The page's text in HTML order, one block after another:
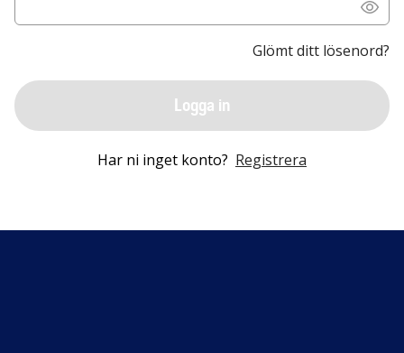
Glömt ditt lösenord?
Logga in
Har ni inget konto? Registrera